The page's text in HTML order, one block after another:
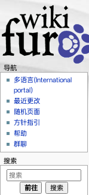
导航
多语言(International
portal)
最近更改
随机页面
方针指引
帮助
群聊
搜索